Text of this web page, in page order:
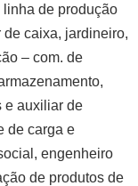
de produção
de caixa, jardineiro,
– com. de
e auxiliar de
de carga e
engenheiro
de produtos de